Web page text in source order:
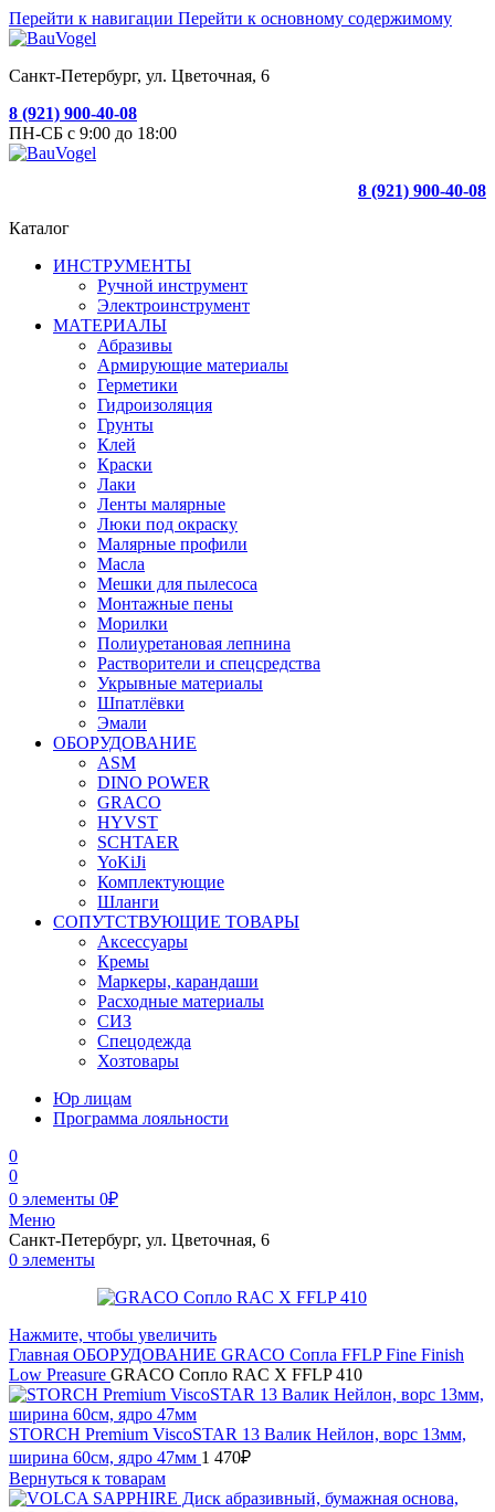
Перейти к навигации Перейти к основному содержимому
Санкт-Петербург, ул. Цветочная, 6
8 (921) 900-40-08
ПН-СБ с 9:00 до 18:00
8 (921) 900-40-08
Каталог
ИНСТРУМЕНТЫ
Ручной инструмент
Электроинструмент
МАТЕРИАЛЫ
Абразивы
Армирующие материалы
Герметики
Гидроизоляция
Грунты
Клей
Краски
Лаки
Ленты малярные
Люки под окраску
Малярные профили
Масла
Мешки для пылесоса
Монтажные пены
Морилки
Полиуретановая лепнина
Растворители и спецсредства
Укрывные материалы
Шпатлёвки
Эмали
ОБОРУДОВАНИЕ
ASM
DINO POWER
GRACO
HYVST
SCHTAER
YoKiJi
Комплектующие
Шланги
СОПУТСТВУЮЩИЕ ТОВАРЫ
Аксессуары
Кремы
Маркеры, карандаши
Расходные материалы
СИЗ
Спецодежда
Хозтовары
Юр лицам
Программа лояльности
0
0
0 элементы 0₽
Меню
Санкт-Петербург, ул. Цветочная, 6
0 элементы
Нажмите, чтобы увеличить
Главная ОБОРУДОВАНИЕ GRACO Сопла FFLP Fine Finish
Low Preasure GRACO Сопло RAC X FFLP 410
STORCH Premium ViscoSTAR 13 Валик Нейлон, ворс 13мм,
ширина 60см, ядро 47мм 1 470₽
Вернуться к товарам